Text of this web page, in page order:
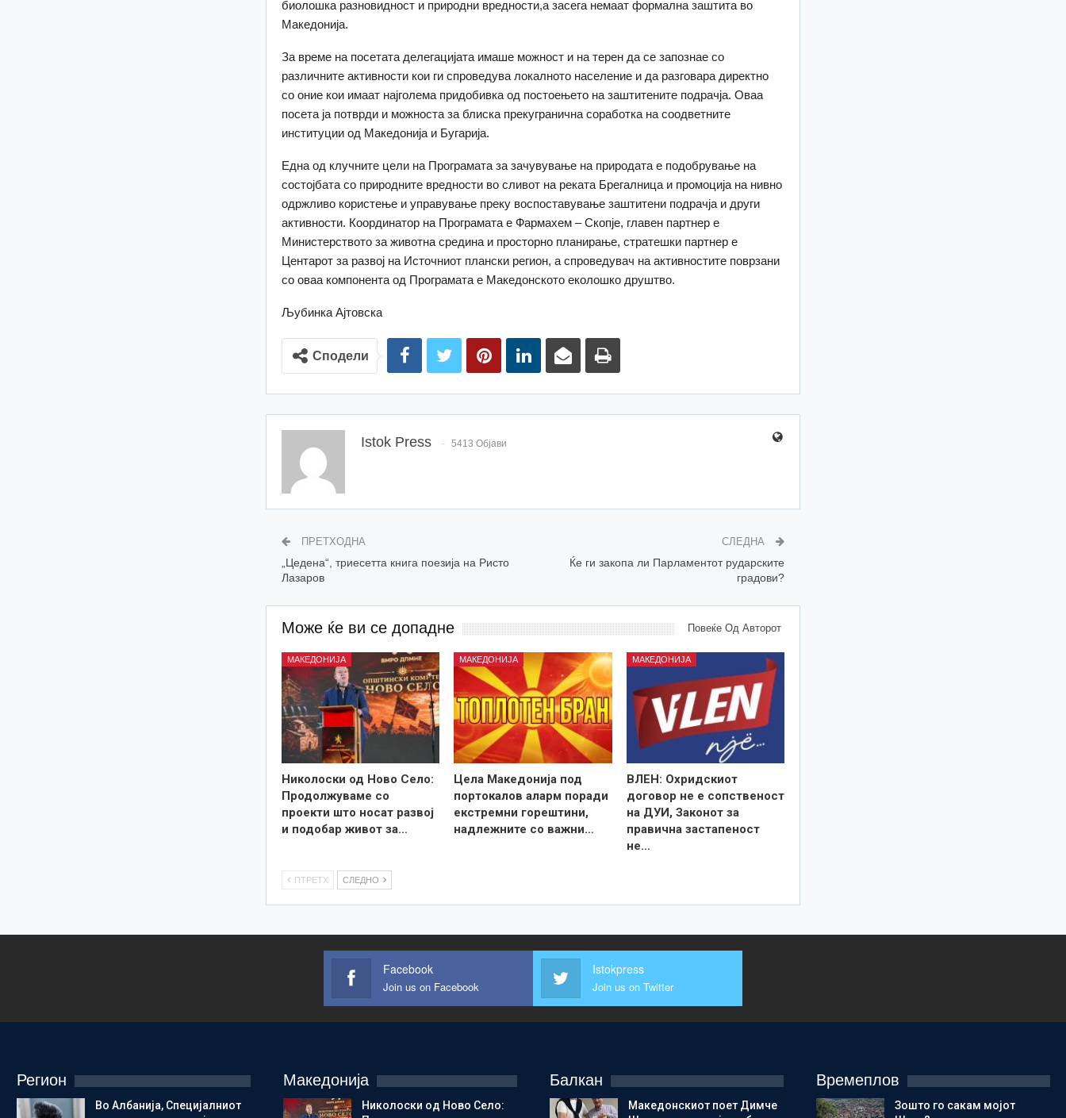
биолошка разновидност и природни вредности,а засега немаат формална заштита во
Македонија.
За време на посетата делегацијата имаше можност и на терен да се запознае со
различните активности кои ги спроведува локалното население и да разговара директно
со оние кои имаат најголема придобивка од постоењето на заштитените подрачја. Оваа
посета ја потврди и можноста за блиска прекугранична соработка на соодветните
институции од Македонија и Бугарија.
Една од клучните цели на Програмата за зачувување на природата е подобрување на
состојбата со природните вредности во сливот на реката Брегалница и промоција на нивно
одржливо користење и управување преку воспоставување заштитени подрачја и други
активности. Координатор на Програмата е Фармахем – Скопје, главен партнер е
Министерството за животна средина и просторно планирање, стратешки партнер е
Центарот за развој на Источниот плански регион, а спроведувач на активностите поврзани
со оваа компонента од Програмата е Македонското еколошко друштво.
Љубинка Ајтовска
Сподели
Istok Press 5413 Објави
ПРЕТХОДНА
„Цедена“, триесетта книга поезија на Ристо
Лазаров
СЛЕДНА
Ќе ги закопа ли Парламентот рударските
градови?
Може ќе ви се допадне Повеќе Од Авторот
МАКЕДОНИЈА
Николоски од Ново Село:
Продолжуваме со
проекти што носат развој
и подобар живот за…
МАКЕДОНИЈА
Цела Македонија под
портокалов аларм поради
екстремни горештини,
надлежните со важни…
МАКЕДОНИЈА
ВЛЕН: Охридскиот
договор не е сопственост
на ДУИ, Законот за
правична застапеност
не…
ПТРЕТХ СЛЕДНО
Facebook
Join us on Facebook
Istokpress
Join us on Twitter
Регион
Во Албанија, Специјалниот
Македонија
Николоски од Ново Село:
Балкан
Македонскиот поет Димче
Времеплов
Зошто го сакам мојот